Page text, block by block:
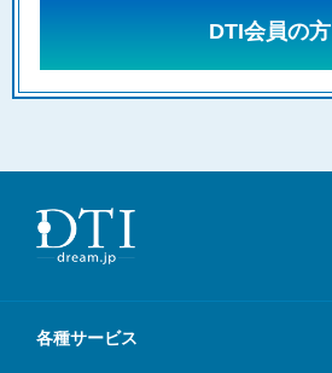
DTI会員の方
各種サービス